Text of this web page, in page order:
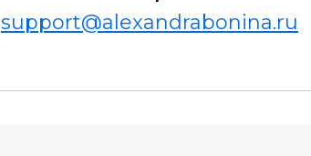
support@alexandrabonina.ru